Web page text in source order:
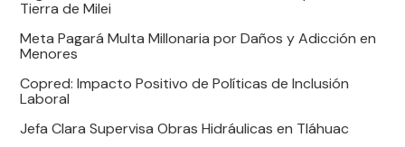
Tierra de Milei
Meta Pagará Multa Millonaria por Daños y Adicción en
Menores
Copred: Impacto Positivo de Políticas de Inclusión
Laboral
Jefa Clara Supervisa Obras Hidráulicas en Tláhuac